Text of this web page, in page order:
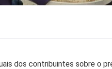
dos contribuintes sobre o